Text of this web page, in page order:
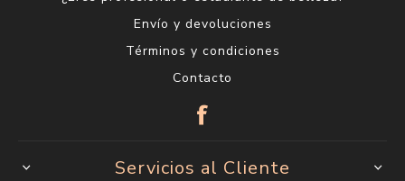
Envío y devoluciones
Términos y condiciones
Contacto
Servicios al Cliente